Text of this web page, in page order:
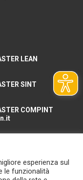
LEAN
SINT
COMPINT
esperienza sul
le funzionalità